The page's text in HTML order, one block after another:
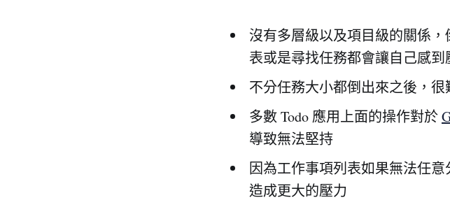
沒有多層級以及項目級的關係
表或是尋找任務都會讓自己感
不分任務大小都倒出來之後，
多數 Todo 應用上面的操作對於
導致無法堅持
因為工作事項列表如果無法任
造成更大的壓力